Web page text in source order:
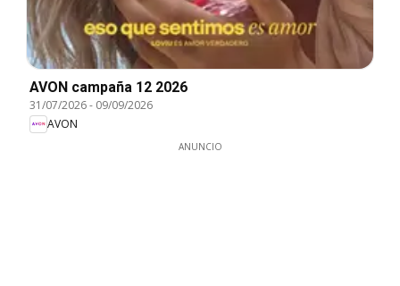
AVON campaña 12 2026
31/07/2026- 09/09/2026
AVON
ANUNCIO